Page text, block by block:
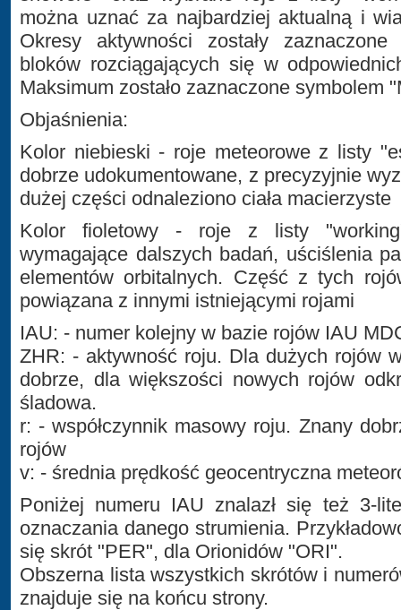
można uznać za najbardziej aktualną i
Okresy aktywności zostały
bloków rozciągających się w
Maksimum zostało zaznaczone symbolem
Objaśnienia:
Kolor niebieski - roje meteorowe z listy
dobrze udokumentowane, z precyzyjnie
dużej części odnaleziono ciała macierzyste
Kolor fioletowy - roje z listy
wymagające dalszych badań, uściślenia
elementów orbitalnych. Część z tych
powiązana z innymi istniejącymi rojami
IAU: - numer kolejny w bazie rojów IAU
ZHR: - aktywność roju. Dla dużych rojów
dobrze, dla większości nowych rojów
śladowa.
r: - współczynnik masowy roju. Znany
rojów
v: - średnia prędkość geocentryczna
Poniżej numeru IAU znalazł się też 3-
oznaczania danego strumienia.
się skrót "PER", dla Orionidów "ORI".
Obszerna lista wszystkich skrótów i
znajduje się na końcu strony.